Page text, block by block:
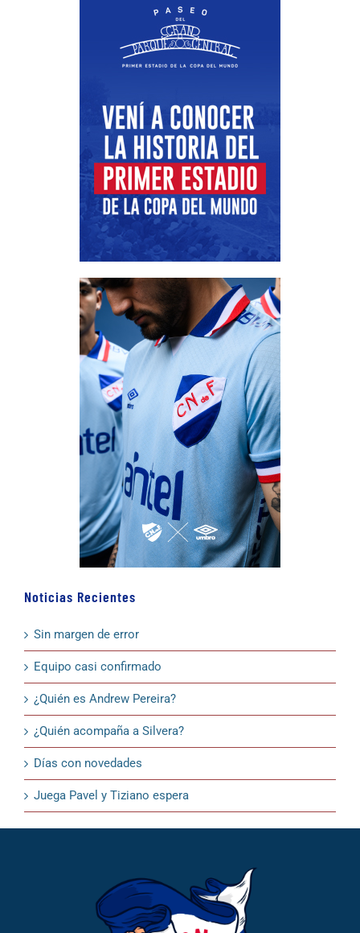
Noticias Recientes
Sin margen de error
Equipo casi confirmado
¿Quién es Andrew Pereira?
¿Quién acompaña a Silvera?
Días con novedades
Juega Pavel y Tiziano espera